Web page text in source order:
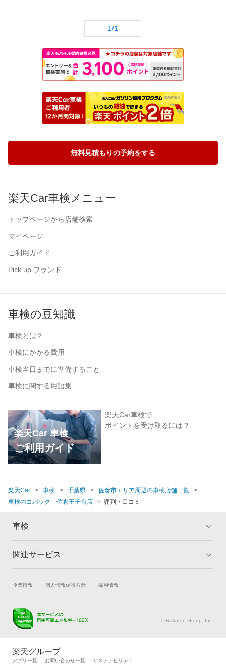
1/1
無料見積もりの予約をする
楽天Car車検メニュー
トップページから店舗検索
マイページ
ご利用ガイド
Pick up ブランド
車検の豆知識
車検とは？
車検にかかる費用
車検当日までに準備すること
車検に関する用語集
楽天Car 車検
ご利用ガイド
楽天Car車検で
ポイントを受け取るには？
楽天Car 車検 千葉県
佐倉市エリア周辺の車検店舗一覧
車検のコバック 佐倉王子台店
評判・口コミ
車検
トップ
車検の基礎知識 キャンペーン一覧
関連サービス
試乗・商談 新車購入
キズ修理予約
メンテナンス管理
タイヤ交換サービス
自動車カタログ 自動車保険
企業情報 個人情報保護方針 採用情報
© Rakuten Group, Inc.
楽天グループ
アプリ一覧 お問い合わせ一覧 サステナビリティ